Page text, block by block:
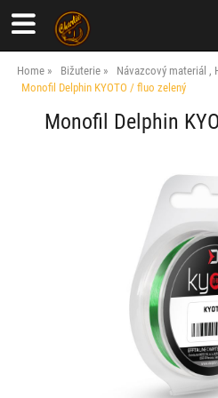
Home Bižuterie Návazcový materiál ,
Monofil Delphin KYOTO / fluo zelený
Monofil Delphin